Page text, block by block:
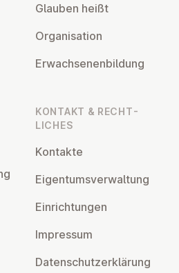
Glauben heißt
Or­gan­isa­tion
Er­wach­sen­en­bildung
KONTAKT & RECHT­
LICHES
Kontakte
Ei­gentums­ver­wal­tung
Ein­rich­tun­gen
Impressum
Datens­chutzerklärung